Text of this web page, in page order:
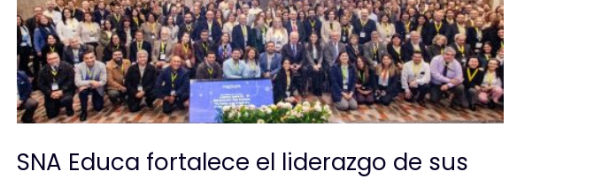
SNA Educa fortalece el liderazgo de sus